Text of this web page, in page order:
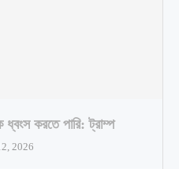
ধ্বংস করতে পারি: ট্রাম্প
2026